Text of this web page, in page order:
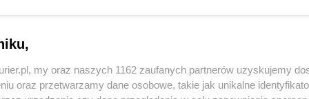
wcześniejszego występowania przeciwko
sprawca czynu zabronionego został ustalony
o przyznanie kompensaty powinieneś
my oraz naszych 1162 zaufanych partnerów uzyskujemy
oraz przetwarzamy dane osobowe, takie jak unikalne